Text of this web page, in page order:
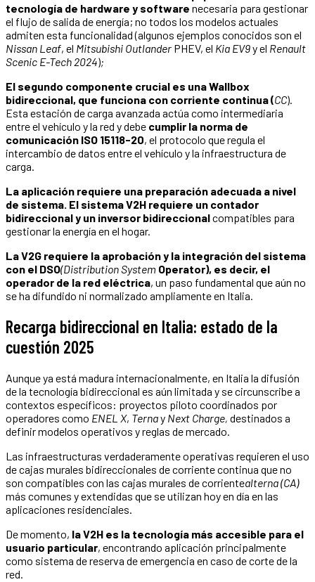
tecnología de hardware y software necesaria para gestionar
el flujo de salida de energía; no todos los modelos actuales
admiten esta funcionalidad (algunos ejemplos conocidos son el
Nissan Leaf, el Mitsubishi Outlander PHEV, el Kia EV9y el Renault
Scenic E-Tech 2024);
El segundo componente crucial es una Wallbox
bidireccional, que funciona con corriente continua (CC).
Esta estación de carga avanzada actúa como intermediaria
entre el vehículo y la red y debe cumplir la norma de
comunicación ISO 15118-20, el protocolo que regula el
intercambio de datos entre el vehículo y la infraestructura de
carga.
La aplicación requiere una preparación adecuada a nivel
de sistema. El sistema V2H requiere un contador
bidireccional y un inversor bidireccionalcompatibles para
gestionar la energía en el hogar.
La V2G requiere la aprobación y la integración del sistema
con el DSO(Distribution System Operator), es decir, el
operador de la red eléctrica, un paso fundamental que aún no
se ha difundido ni normalizado ampliamente en Italia.
Recarga bidireccional en Italia: estado de la
cuestión 2025
Aunque ya está madura internacionalmente, en Italia la difusión
de la tecnología bidireccional es aún limitada y se circunscribe a
contextos específicos: proyectos piloto coordinados por
operadores como ENEL X, Ternay Next Charge, destinados a
definir modelos operativos y reglas de mercado.
Las infraestructuras verdaderamente operativas requieren el uso
de cajas murales bidireccionales de corriente continua que no
son compatibles con las cajas murales de corrientealterna (CA)
más comunes y extendidas que se utilizan hoy en día en las
aplicaciones residenciales.
De momento, la V2H es la tecnología más accesible para el
usuario particular, encontrando aplicación principalmente
como sistema de reserva de emergencia en caso de corte de la
red.